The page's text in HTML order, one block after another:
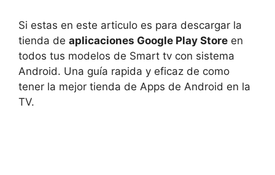
Si estas en este articulo es para descargar la
tienda de aplicaciones Google Play Store en
todos tus modelos de Smart tv con sistema
Android. Una guía rapida y eficaz de como
tener la mejor tienda de Apps de Android en la
TV.